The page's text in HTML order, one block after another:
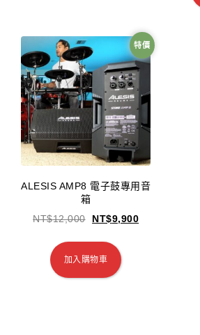
特價
ALESIS AMP8 電子鼓專用音
箱
NT$12,000 NT$9,900
加入購物車